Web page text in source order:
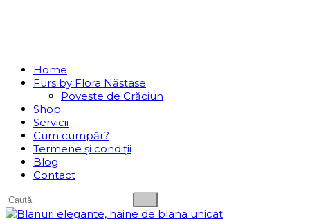
Home
Furs by Flora Năstase
Poveste de Crăciun
Shop
Servicii
Cum cumpăr?
Termene și condiții
Blog
Contact